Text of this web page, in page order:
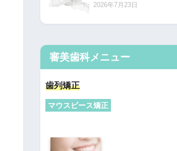
2026年7月23日
審美歯科メニュー
歯列矯正
マウスピース矯正